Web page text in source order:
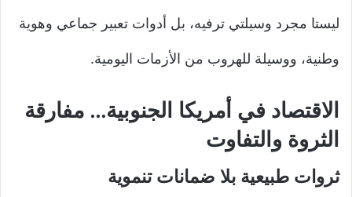
ليستا مجرد وسيلتي ترفيه، بل أدوات تعبير جماعي وهوية
وطنية، ووسيلة للهروب من الأزمات اليومية.
الاقتصاد في أمريكا الجنوبية… مفارقة
الثروة والتفاوت
ثروات طبيعية بلا ضمانات تنموية